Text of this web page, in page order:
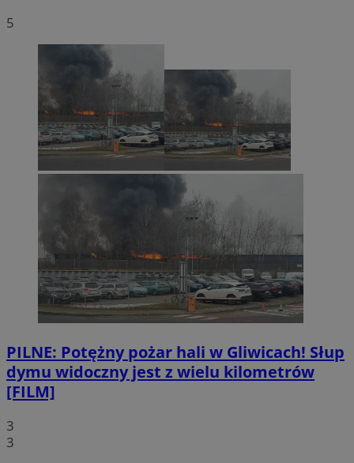
5
PILNE: Potężny pożar hali w Gliwicach! Słup
dymu widoczny jest z wielu kilometrów
[FILM]
3
3